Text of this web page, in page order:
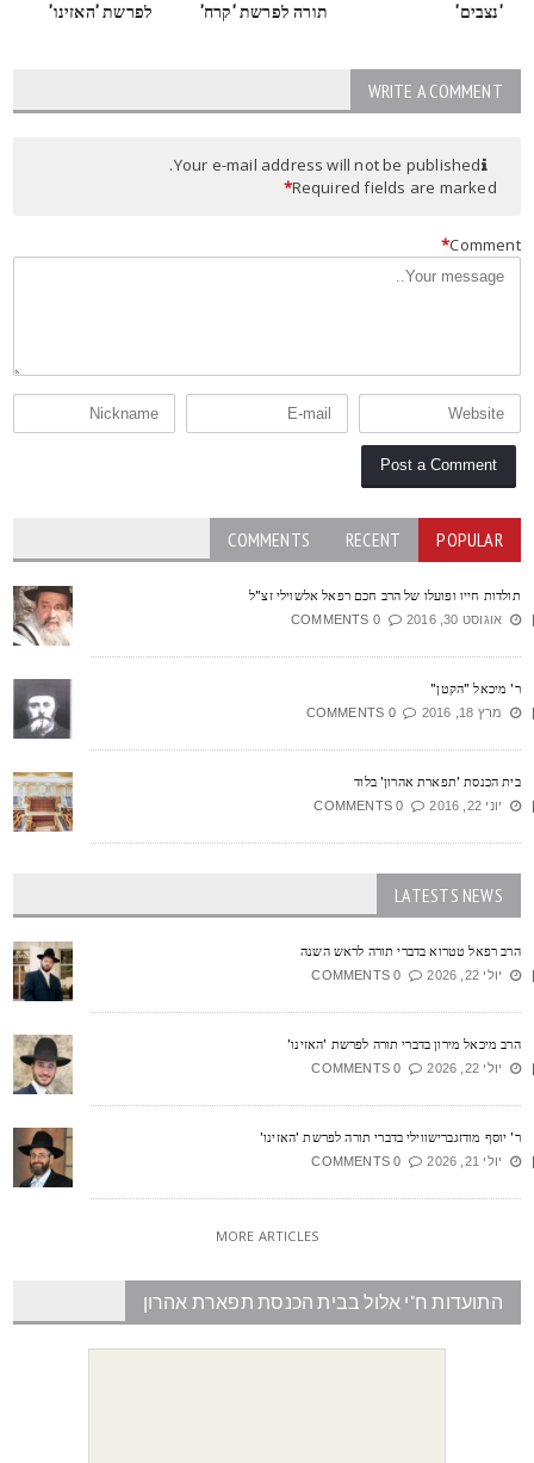
'נצבים'
תורה לפרשת 'קרח'
לפרשת 'האזינו'
WRITE A COMMENT
Your e-mail address will not be published.
Required fields are marked
*
*
POPULAR
RECENT
COMMENTS
חייו ופועלו של הרב חכם רפאל אלשוילי זצ"ל
אוגוסט 30, 2016 0 COMMENTS
מיכאל "הקטן"
מרץ 18, 2016 0 COMMENTS
הכנסת 'תפארת אהרון' בלוד
יוני 22, 2016 0 COMMENTS
LATESTS NEWS
רפאל טטרוא בדברי תורה לראש השנה
יולי 22, 2026 0 COMMENTS
מיכאל מירון בדברי תורה לפרשת 'האזינו'
יולי 22, 2026 0 COMMENTS
יוסף מודזגברישווילי בדברי תורה לפרשת 'האזינו'
יולי 21, 2026 0 COMMENTS
MORE ARTICLES
התועדות ח"י אלול בבית הכנסת תפארת אהרון